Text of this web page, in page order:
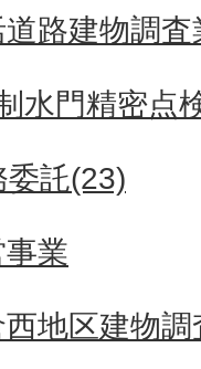
路建物調
水門精密点
託(23)
業
地区建物